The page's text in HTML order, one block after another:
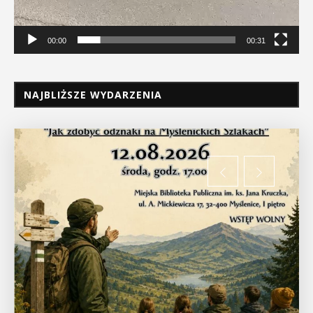
00:00 00:31
NAJBLIŻSZE WYDARZENIA